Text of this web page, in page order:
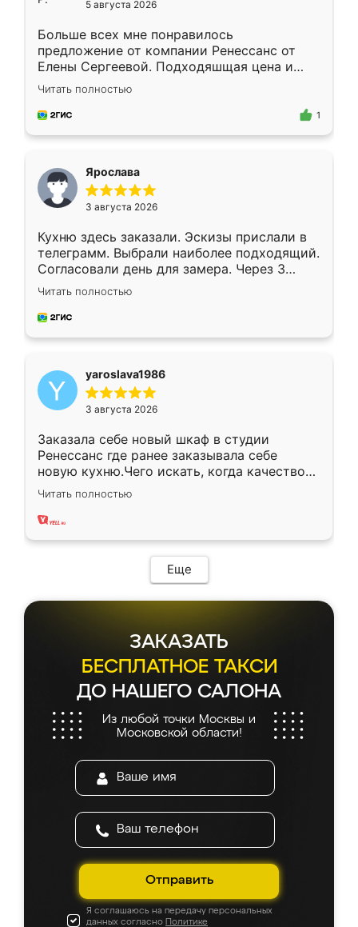
5 августа 2026
Больше всех мне понравилось
предложение от компании Ренессанс от
Елены Сергеевой. Подходяшщая цена и
короткие сроки изготовления. Приехавший
для замера сотрудник Владислав
предложил по моему эскизу самый
Читать полностью
1
Ярослава
3 августа 2026
Кухню здесь заказали. Эскизы прислали в
телеграмм. Выбрали наиболее подходящий.
Согласовали день для замера. Через 3
недели кухня была уже готова. Остались
довольны работой. Спасибо Ренессанс
мебель за качественную работу!
Читать полностью
yaroslava1986
3 августа 2026
Заказала себе новый шкаф в студии
Ренессанс где ранее заказывала себе
новую кухню.Чего искать, когда качеством
вполне довольна. Служит кухня уже почти
два года, нареканий нет.
Читать полностью
Еще
ЗАКАЗАТЬ
БЕСПЛАТНОЕ ТАКСИ
ДО НАШЕГО САЛОНА
Из любой точки Москвы и
Московской области!
Отправить
Я соглашаюсь на передачу персональных
данных согласно Политике